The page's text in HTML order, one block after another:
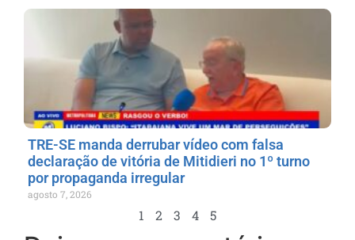
TRE-SE manda derrubar vídeo com falsa
declaração de vitória de Mitidieri no 1º turno
por propaganda irregular
agosto 7, 2026
1 2 3 4 5